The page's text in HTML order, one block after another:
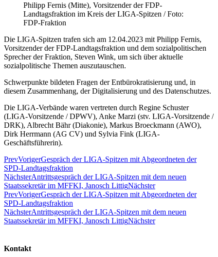
Philipp Fernis (Mitte), Vorsitzender der FDP-
Landtagsfraktion im Kreis der LIGA-Spitzen / Foto:
FDP-Fraktion
Die LIGA-Spitzen trafen sich am 12.04.2023 mit Philipp Fernis,
Vorsitzender der FDP-Landtagsfraktion und dem sozialpolitischen
Sprecher der Fraktion, Steven Wink, um sich über aktuelle
sozialpolitische Themen auszutauschen.
Schwerpunkte bildeten Fragen der Entbürokratisierung und, in
diesem Zusammenhang, der Digitalisierung und des Datenschutzes.
Die LIGA-Verbände waren vertreten durch Regine Schuster
(LIGA-Vorsitzende / DPWV), Anke Marzi (stv. LIGA-Vorsitzende /
DRK), Albrecht Bähr (Diakonie), Markus Broeckmann (AWO),
Dirk Herrmann (AG CV) und Sylvia Fink (LIGA-
Geschäftsführerin).
PrevVorigerGespräch der LIGA-Spitzen mit Abgeordneten der
SPD-Landtagsfraktion
NächsterAntrittsgespräch der LIGA-Spitzen mit dem neuen
Staatssekretär im MFFKI, Janosch LittigNächster
PrevVorigerGespräch der LIGA-Spitzen mit Abgeordneten der
SPD-Landtagsfraktion
NächsterAntrittsgespräch der LIGA-Spitzen mit dem neuen
Staatssekretär im MFFKI, Janosch LittigNächster
Kontakt